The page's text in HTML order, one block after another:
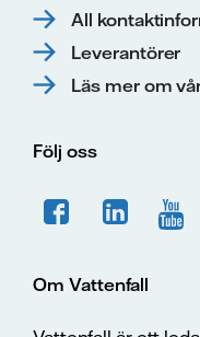
All
Leverantörer
Läs mer om
Följ oss
Om Vattenfall